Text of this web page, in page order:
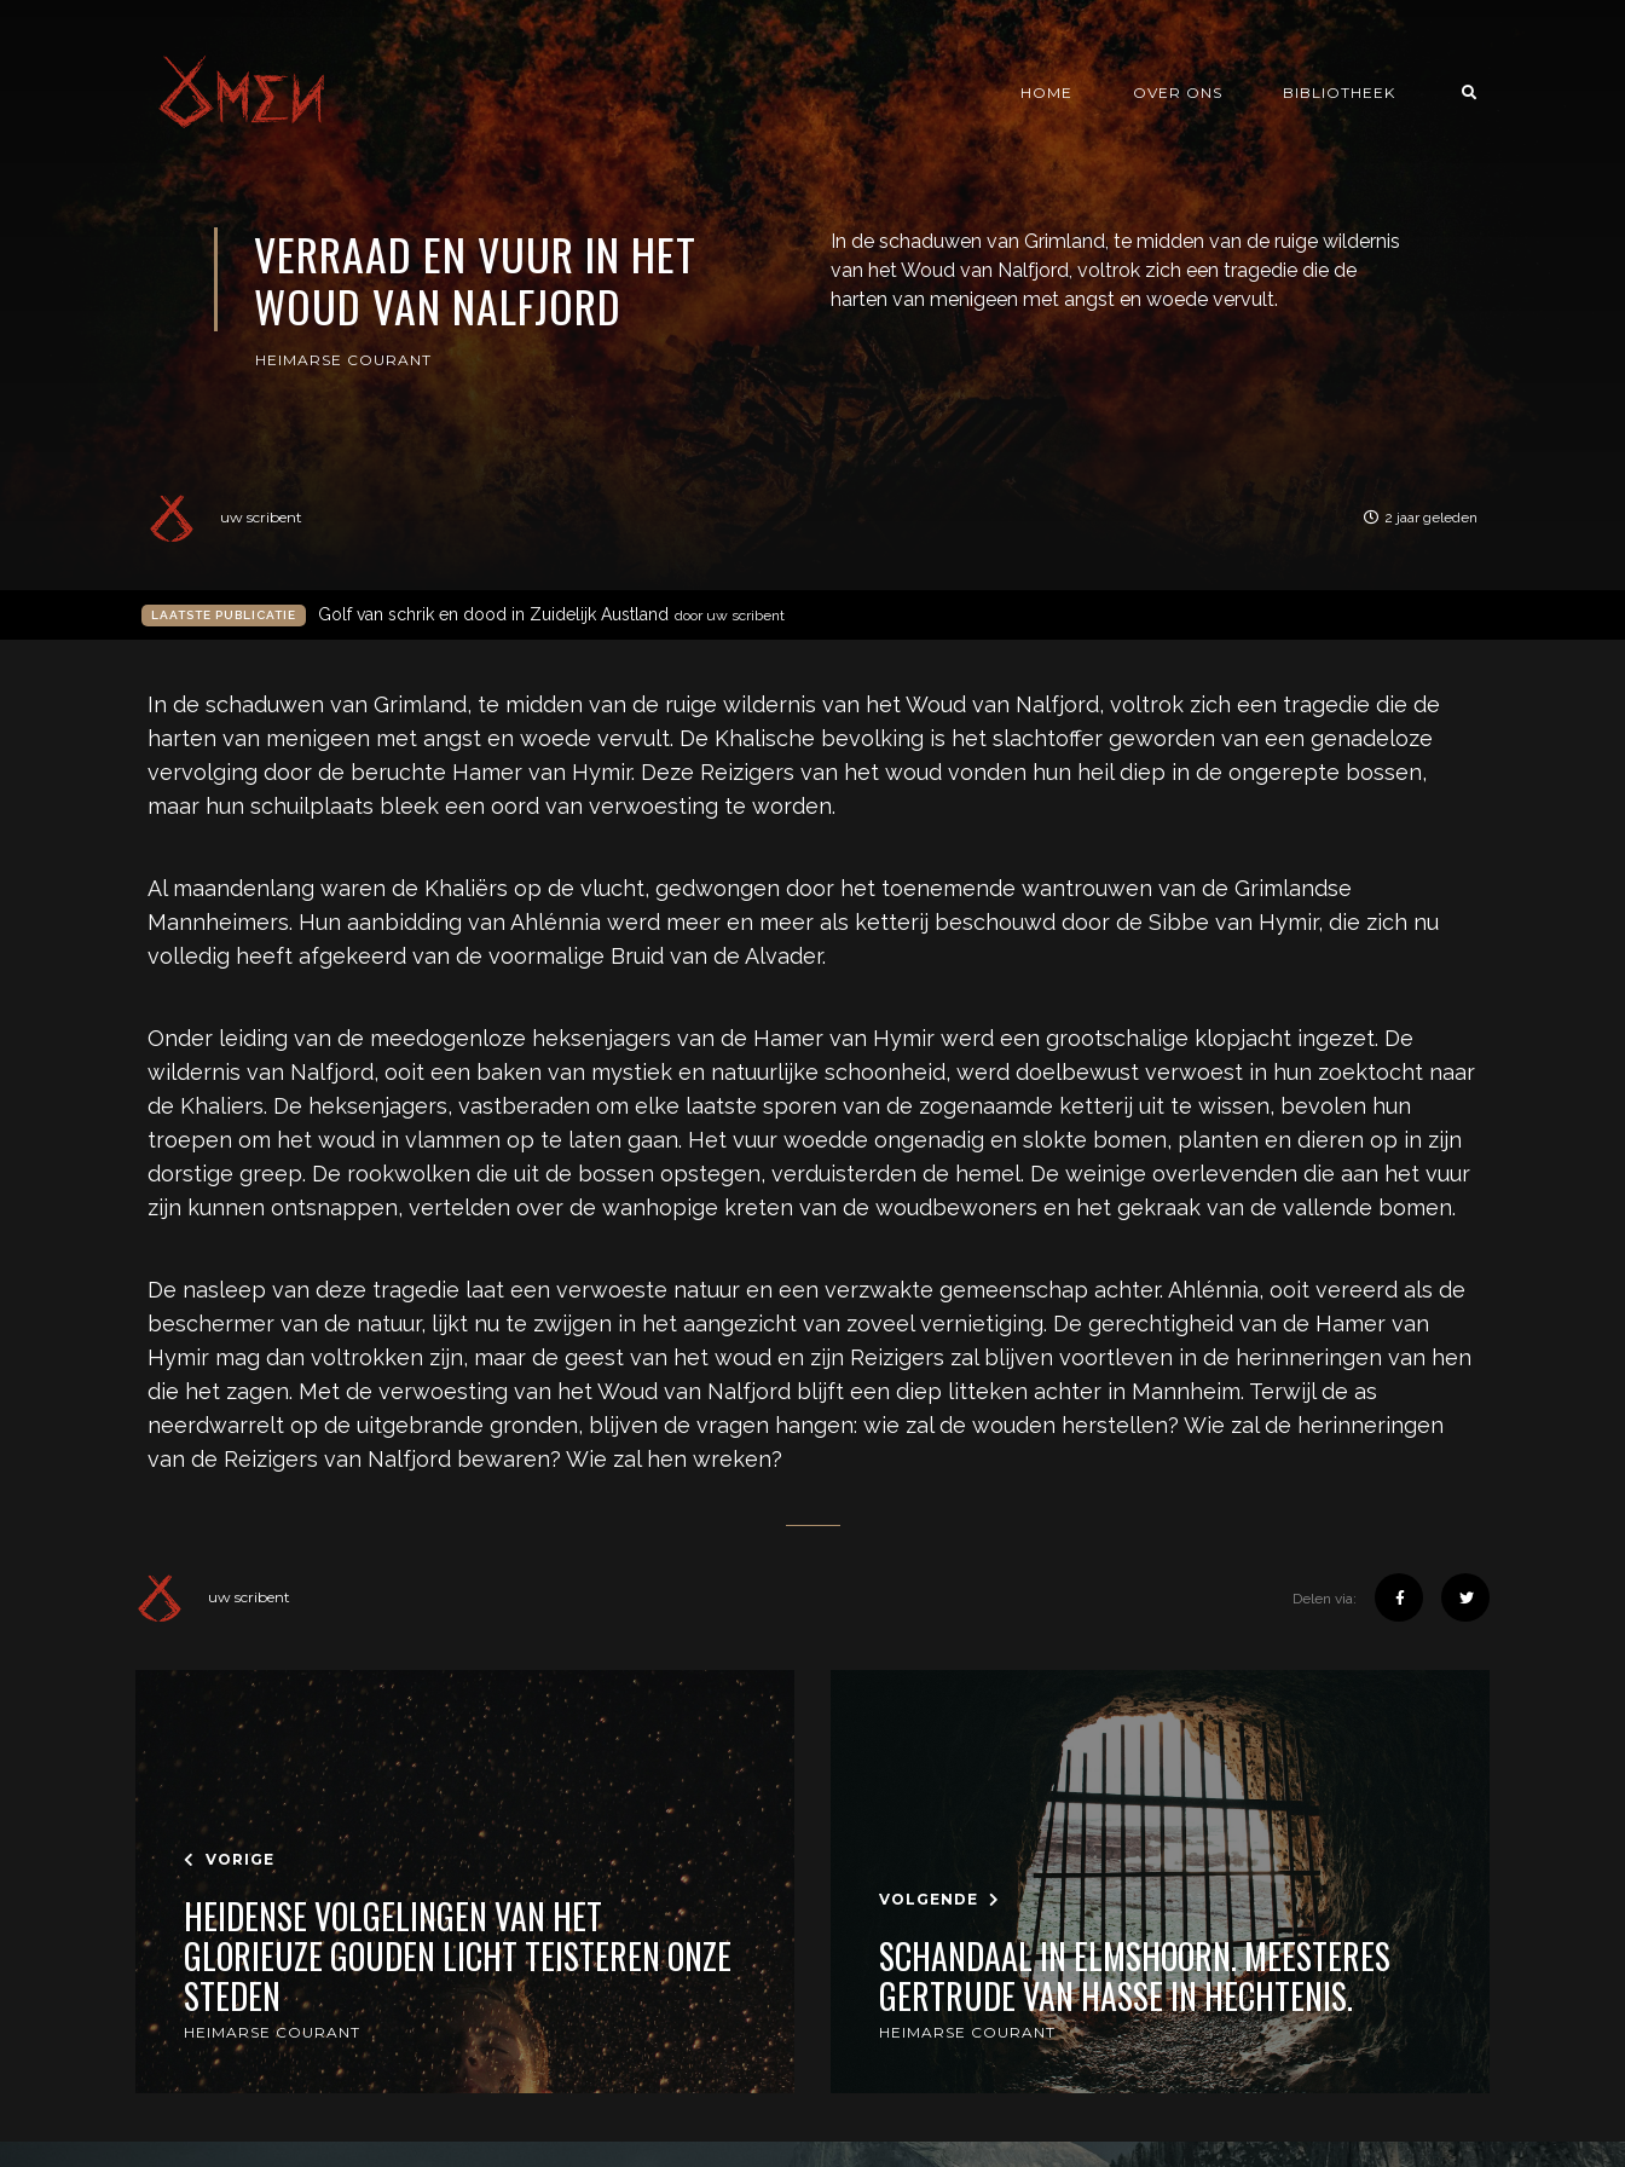
HOME OVER ONS BIBLIOTHEEK
VERRAAD EN VUUR IN HET
WOUD VAN NALFJORD
HEIMARSE COURANT
In de schaduwen van Grimland, te midden van de ruige wildernis
van het Woud van Nalfjord, voltrok zich een tragedie die de
harten van menigeen met angst en woede vervult.
uw scribent 2 jaar geleden
LAATSTE PUBLICATIE Golf van schrik en dood in Zuidelijk Austland door uw scribent
In de schaduwen van Grimland, te midden van de ruige wildernis van het Woud van Nalfjord, voltrok zich een tragedie die de
harten van menigeen met angst en woede vervult. De Khalische bevolking is het slachtoffer geworden van een genadeloze
vervolging door de beruchte Hamer van Hymir. Deze Reizigers van het woud vonden hun heil diep in de ongerepte bossen,
maar hun schuilplaats bleek een oord van verwoesting te worden.
Al maandenlang waren de Khaliërs op de vlucht, gedwongen door het toenemende wantrouwen van de Grimlandse
Mannheimers. Hun aanbidding van Ahlénnia werd meer en meer als ketterij beschouwd door de Sibbe van Hymir, die zich nu
volledig heeft afgekeerd van de voormalige Bruid van de Alvader.
Onder leiding van de meedogenloze heksenjagers van de Hamer van Hymir werd een grootschalige klopjacht ingezet. De
wildernis van Nalfjord, ooit een baken van mystiek en natuurlijke schoonheid, werd doelbewust verwoest in hun zoektocht naar
de Khaliers. De heksenjagers, vastberaden om elke laatste sporen van de zogenaamde ketterij uit te wissen, bevolen hun
troepen om het woud in vlammen op te laten gaan. Het vuur woedde ongenadig en slokte bomen, planten en dieren op in zijn
dorstige greep. De rookwolken die uit de bossen opstegen, verduisterden de hemel. De weinige overlevenden die aan het vuur
zijn kunnen ontsnappen, vertelden over de wanhopige kreten van de woudbewoners en het gekraak van de vallende bomen.
De nasleep van deze tragedie laat een verwoeste natuur en een verzwakte gemeenschap achter. Ahlénnia, ooit vereerd als de
beschermer van de natuur, lijkt nu te zwijgen in het aangezicht van zoveel vernietiging. De gerechtigheid van de Hamer van
Hymir mag dan voltrokken zijn, maar de geest van het woud en zijn Reizigers zal blijven voortleven in de herinneringen van hen
die het zagen. Met de verwoesting van het Woud van Nalfjord blijft een diep litteken achter in Mannheim. Terwijl de as
neerdwarrelt op de uitgebrande gronden, blijven de vragen hangen: wie zal de wouden herstellen? Wie zal de herinneringen
van de Reizigers van Nalfjord bewaren? Wie zal hen wreken?
uw scribent Delen via:
VORIGE
HEIDENSE VOLGELINGEN VAN HET
GLORIEUZE GOUDEN LICHT TEISTEREN ONZE
STEDEN
HEIMARSE COURANT
VOLGENDE
SCHANDAAL IN ELMSHOORN. MEESTERES
GERTRUDE VAN HASSE IN HECHTENIS.
HEIMARSE COURANT